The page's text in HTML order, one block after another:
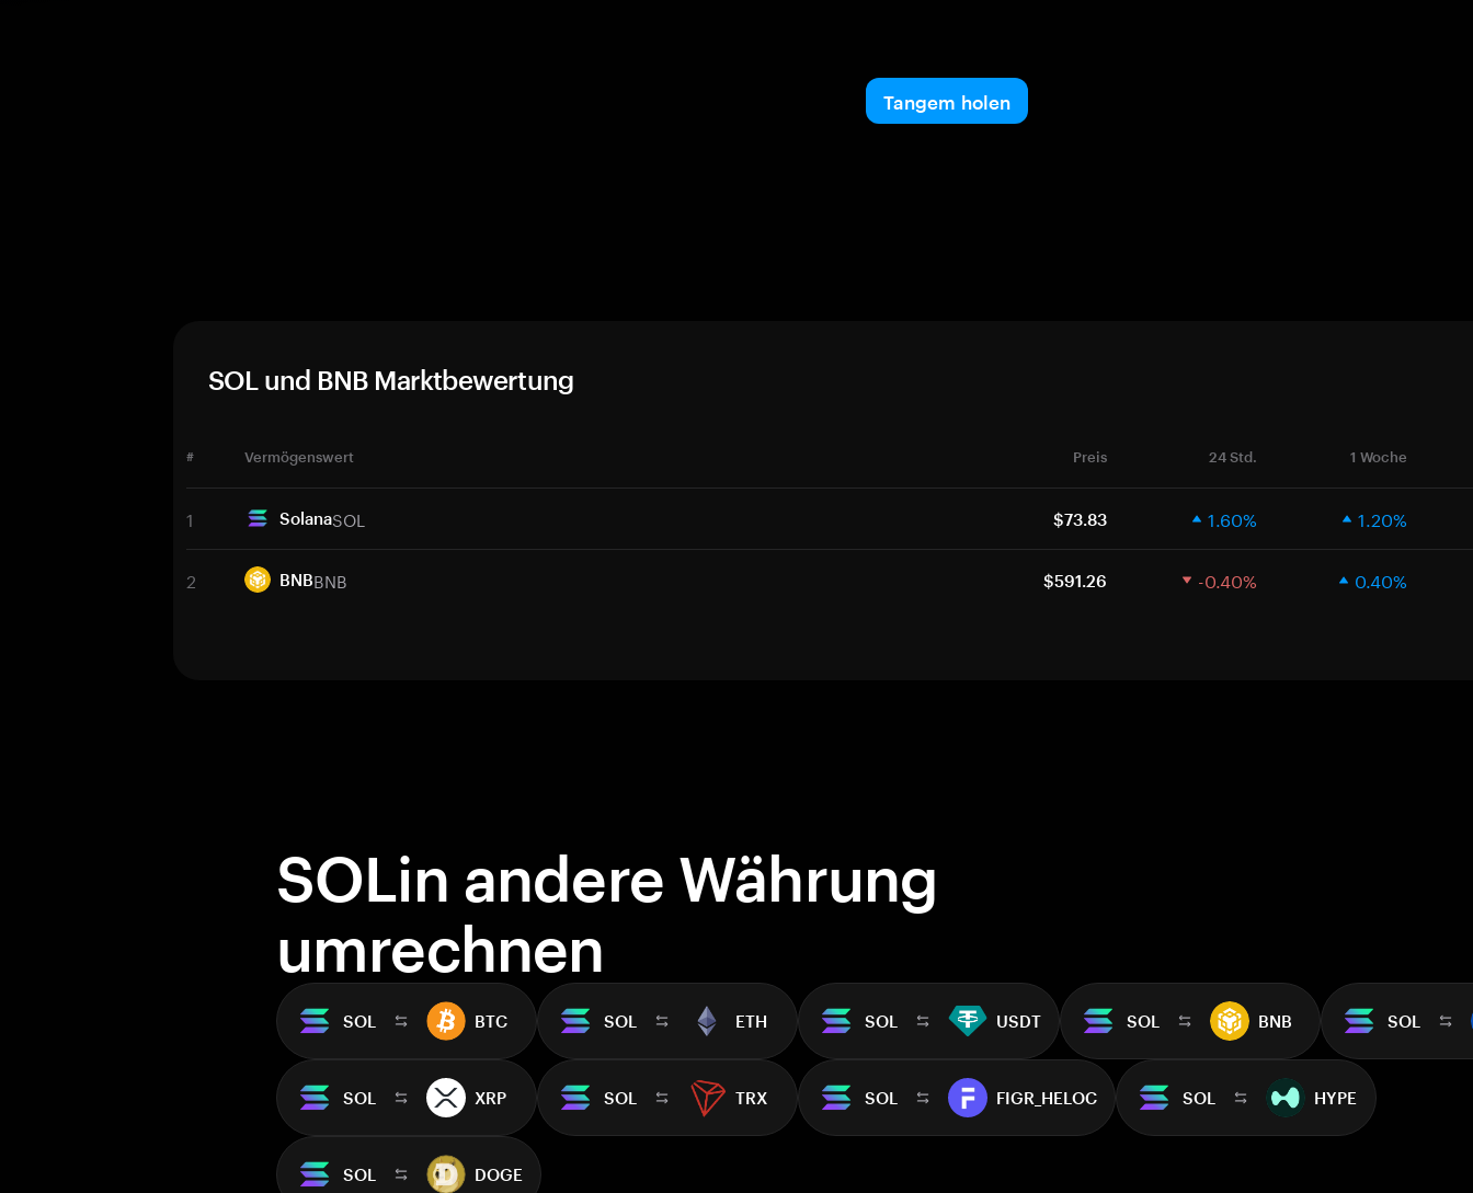
Tangem holen
SOL und BNB Marktbewertung
# Vermögenswert Preis 24 Std. 1 Woche
1 SolanaSOL $73.83 1.60% 1.20%
2 BNBBNB $591.26 -0.40% 0.40%
SOLin andere Währung
umrechnen
SOL BTC SOL ETH SOL USDT SOL BNB SOL
SOL XRP SOL TRX SOL FIGR_HELOC SOL HYPE
SOL DOGE